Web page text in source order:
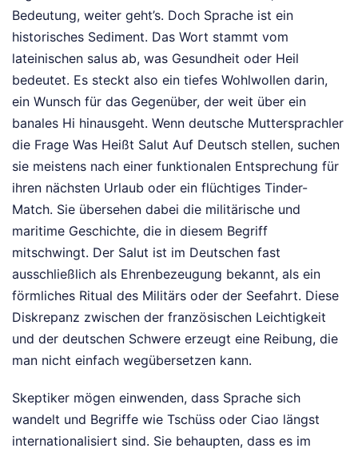
Bedeutung, weiter geht’s. Doch Sprache ist ein
historisches Sediment. Das Wort stammt vom
lateinischen salus ab, was Gesundheit oder Heil
bedeutet. Es steckt also ein tiefes Wohlwollen darin,
ein Wunsch für das Gegenüber, der weit über ein
banales Hi hinausgeht. Wenn deutsche Muttersprachler
die Frage Was Heißt Salut Auf Deutsch stellen, suchen
sie meistens nach einer funktionalen Entsprechung für
ihren nächsten Urlaub oder ein flüchtiges Tinder-
Match. Sie übersehen dabei die militärische und
maritime Geschichte, die in diesem Begriff
mitschwingt. Der Salut ist im Deutschen fast
ausschließlich als Ehrenbezeugung bekannt, als ein
förmliches Ritual des Militärs oder der Seefahrt. Diese
Diskrepanz zwischen der französischen Leichtigkeit
und der deutschen Schwere erzeugt eine Reibung, die
man nicht einfach wegübersetzen kann.
Skeptiker mögen einwenden, dass Sprache sich
wandelt und Begriffe wie Tschüss oder Ciao längst
internationalisiert sind. Sie behaupten, dass es im